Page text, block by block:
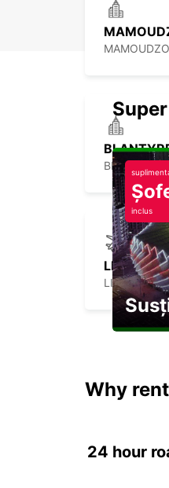
BLANTYRE
LILONGWE
inclus
Why
24 hour